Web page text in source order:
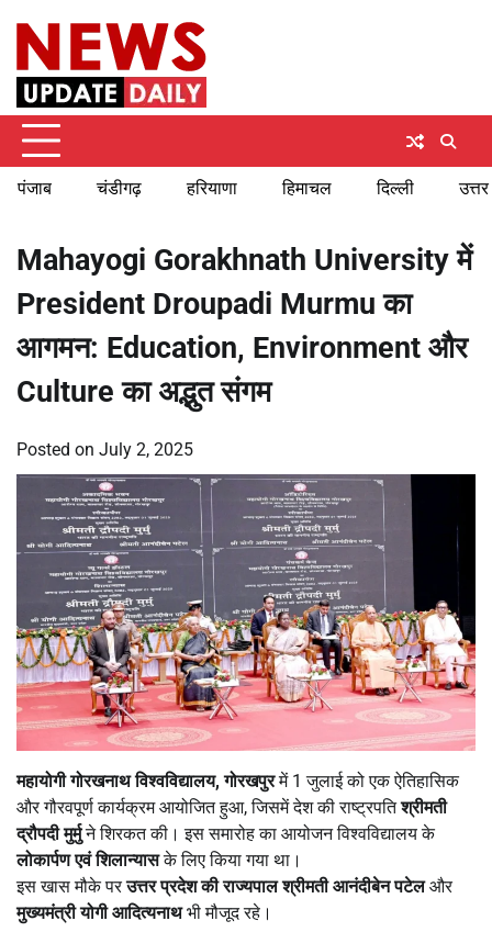
content
पंजाब चंडीगढ़ हरियाणा हिमाचल दिल्ली
Mahayogi Gorakhnath University में
President Droupadi Murmu का
आगमन: Education, Environment और
Culture का अद्भुत संगम
Posted on July 2, 2025
महायोगी गोरखनाथ विश्वविद्यालय,गोरखपुरमें 1 जुलाई को एक ऐतिहासिक
और गौरवपूर्ण कार्यक्रम आयोजित हुआ, जिसमें देश की राष्ट्रपतिश्रीमती
द्रौपदी मुर्मुने शिरकत की। इस समारोह का आयोजन विश्वविद्यालय के
लोकार्पण एवं शिलान्यासके लिए किया गया था।
इस खास मौके परउत्तर प्रदेश की राज्यपाल श्रीमती आनंदीबेन पटेलऔर
मुख्यमंत्री योगी आदित्यनाथभी मौजूद रहे।